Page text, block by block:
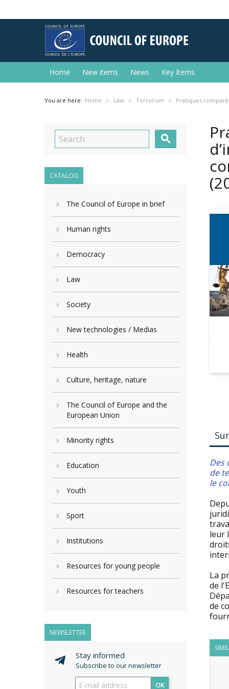
Home New items News Key Items
You are here: Home Law Terrorism Pratiques

CATALOG
The Council of Europe in brief
Human rights
Democracy
Law
Society
New technologies / Medias
Health
Culture, heritage, nature
The Council of Europe and the
European Union
Minority rights
Education
Youth
Sport
Institutions
Resources for young people
Resources for teachers
NEWSLETTER
Stay informed
Subscribe to our newsletter
OK
Des
de
le
leur
La
de
de